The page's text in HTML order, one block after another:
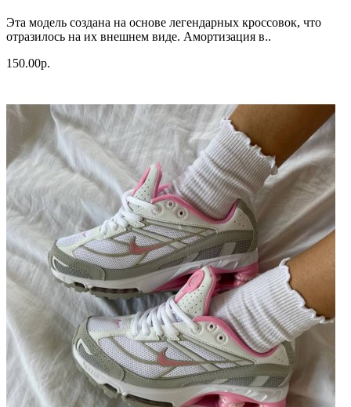
Эта модель создана на основе легендарных кроссовок, что
отразилось на их внешнем виде. Амортизация в..
150.00р.